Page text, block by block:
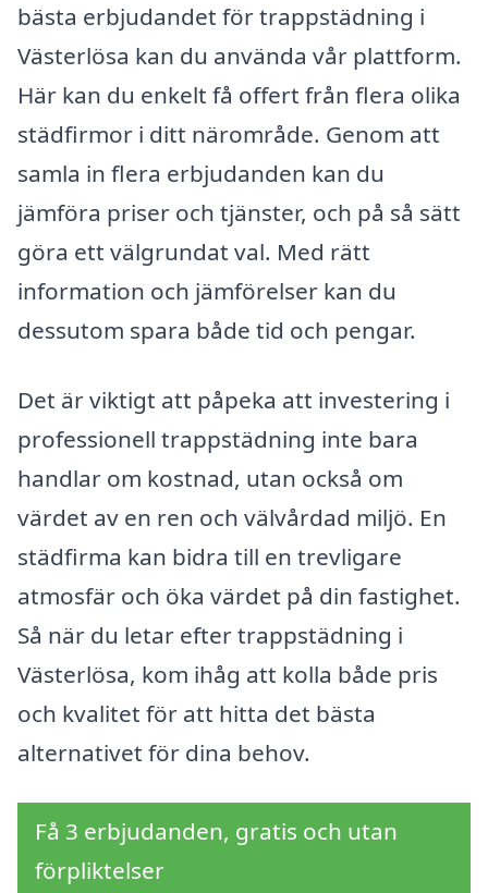
bästa erbjudandet för trappstädning i
Västerlösa kan du använda vår plattform.
Här kan du enkelt få offert från flera olika
städfirmor i ditt närområde. Genom att
samla in flera erbjudanden kan du
jämföra priser och tjänster, och på så sätt
göra ett välgrundat val. Med rätt
information och jämförelser kan du
dessutom spara både tid och pengar.
Det är viktigt att påpeka att investering i
professionell trappstädning inte bara
handlar om kostnad, utan också om
värdet av en ren och välvårdad miljö. En
städfirma kan bidra till en trevligare
atmosfär och öka värdet på din fastighet.
Så när du letar efter trappstädning i
Västerlösa, kom ihåg att kolla både pris
och kvalitet för att hitta det bästa
alternativet för dina behov.
Få 3 erbjudanden, gratis och utan
förpliktelser